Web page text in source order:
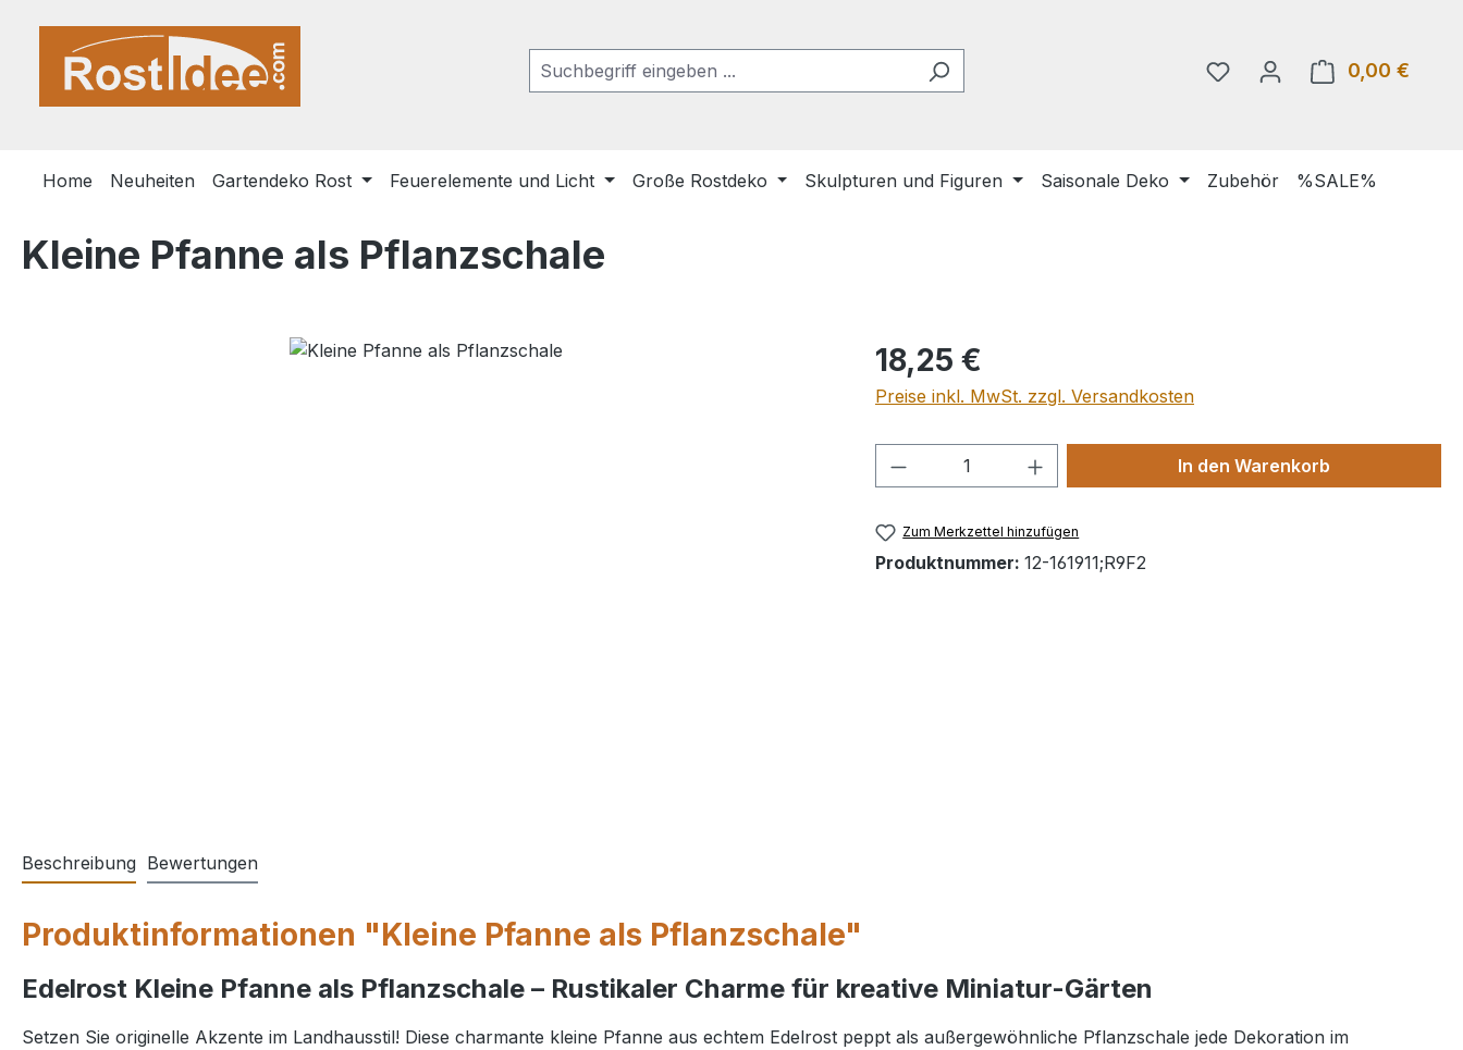
Hauptinhalt springen
Zur Suche springen
Zur Hauptnavigation springen
0,00 €
Home Neuheiten Gartendeko Rost Feuerelemente und Licht Große Rostdeko Skulpturen und Figuren Saisonale Deko Zubehör %SALE%
Kleine Pfanne als Pflanzschale
Regulärer Preis:
18,25 €
Preise inkl. MwSt. zzgl. Versandkosten
Produkt Anzahl: Gib den gewünschten Wert
In den Warenkorb
Zum Merkzettel hinzufügen
Produktnummer: 12-161911;R9F2
Beschreibung Bewertungen
Produktinformationen "Kleine Pfanne als Pflanzschale"
Edelrost Kleine Pfanne als Pflanzschale – Rustikaler Charme für kreative Miniatur-Gärten
Setzen Sie originelle Akzente im Landhausstil! Diese charmante kleine Pfanne aus echtem Edelrost peppt als außergewöhnliche Pflanzschale jede Dekoration im